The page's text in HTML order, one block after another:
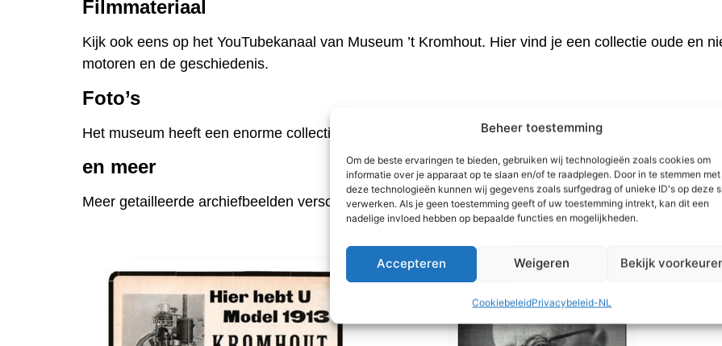
Beheer toestemming
Om de beste ervaringen te bieden, gebruiken wij technologieën zoals cookies om
informatie over je apparaat op te slaan en/of te raadplegen. Door in te stemmen met
deze technologieën kunnen wij gegevens zoals surfgedrag of unieke ID's op deze
verwerken. Als je geen toestemming geeft of uw toestemming intrekt, kan dit een
nadelige invloed hebben op bepaalde functies en mogelijkheden.
Accepteren Weigeren Bekijk
CookiebeleidPrivacybeleid-NL
Filmmateriaal
Kijk ook eens op het YouTubekanaal van Museum ’t Kromhout. Hier vind je een collectie oude en
motoren en de geschiedenis.
Foto’s
Het museum heeft een enorme collectie fotomateriaal. Een team van vrijwilligers werkt aan het
en meer
Meer getailleerde archiefbeelden verschijnen inonze regelmatig ge-update caleidoscoop !